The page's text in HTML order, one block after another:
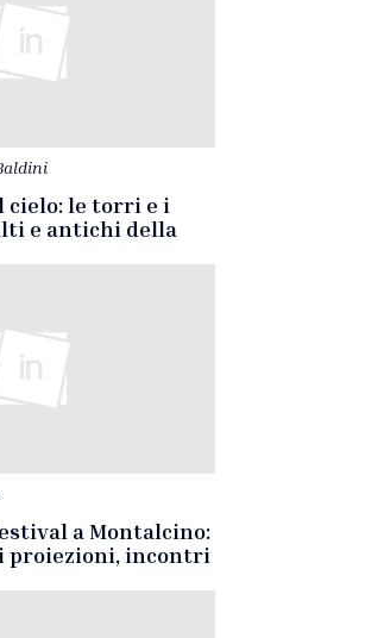
cielo: le torri e i
e antichi della
a Montalcino:
proiezioni, incontri